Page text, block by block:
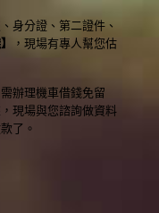
身分證、第二證件、
，現場有專人幫您估
辦理機車借錢免留
現場與您諮詢做資料
了。